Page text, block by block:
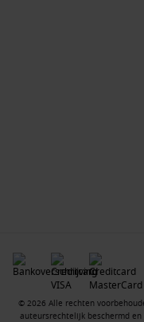
© 2026 Alle rechten
auteursrechtelijk beschermd